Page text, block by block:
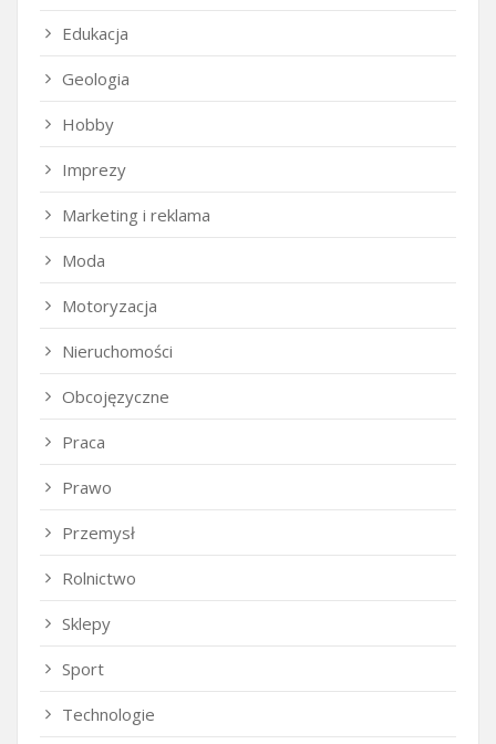
Edukacja
Geologia
Hobby
Imprezy
Marketing i reklama
Moda
Motoryzacja
Nieruchomości
Obcojęzyczne
Praca
Prawo
Przemysł
Rolnictwo
Sklepy
Sport
Technologie